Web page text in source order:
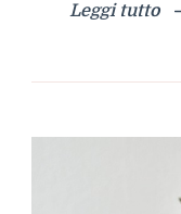
Leggi tutto